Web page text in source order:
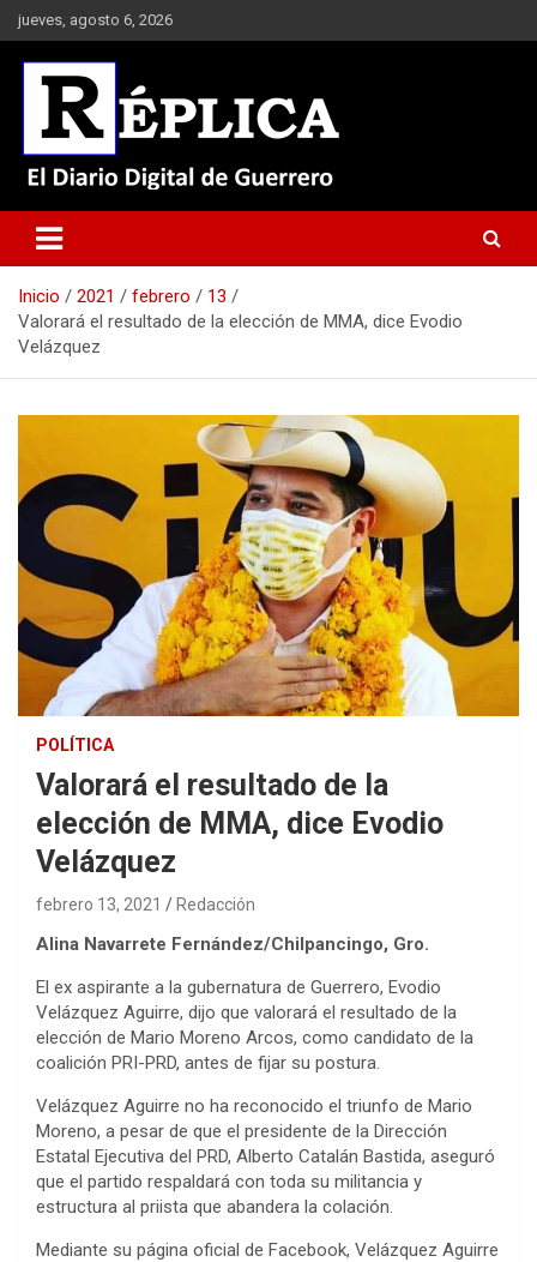
Saltar
al
contenido
jueves, agosto 6, 2026
Réplica
Inicio 2021 febrero
13
Valorará el resultado de la elección de MMA, dice Evodio
Velázquez
POLÍTICA
Valorará el resultado de la
elección de MMA, dice Evodio
Velázquez
febrero 13, 2021 Redacción
Alina Navarrete Fernández/Chilpancingo, Gro.
El ex aspirante a la gubernatura de Guerrero, Evodio
Velázquez Aguirre, dijo que valorará el resultado de la
elección de Mario Moreno Arcos, como candidato de la
coalición PRI-PRD, antes de fijar su postura.
Velázquez Aguirre no ha reconocido el triunfo de Mario
Moreno, a pesar de que el presidente de la Dirección
Estatal Ejecutiva del PRD, Alberto Catalán Bastida, aseguró
que el partido respaldará con toda su militancia y
estructura al priista que abandera la colación.
Mediante su página oficial de Facebook, Velázquez Aguirre